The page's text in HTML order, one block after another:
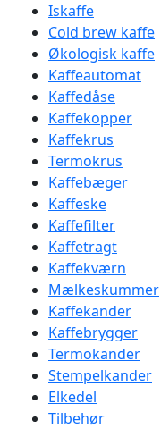
Iskaffe
Cold brew kaffe
Økologisk kaffe
Kaffeautomat
Kaffedåse
Kaffekopper
Kaffekrus
Termokrus
Kaffebæger
Kaffeske
Kaffefilter
Kaffetragt
Kaffekværn
Mælkeskummer
Kaffekander
Kaffebrygger
Termokander
Stempelkander
Elkedel
Tilbehør